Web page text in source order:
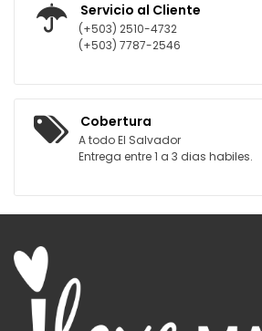
Servicio al Cliente
(+503) 2510-4732
(+503) 7787-2546
Cobertura
A todo El Salvador
Entrega entre 1 a 3 dias habiles.